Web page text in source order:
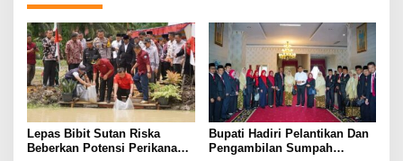
Lepas Bibit Sutan Riska
Beberkan Potensi Perikanan
Bupati Hadiri Pelantikan Dan
Pengambilan Sumpah